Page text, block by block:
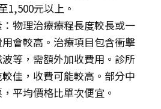
1,500元以上。
物理治療療程長度較長或一
會較高。治療項目包含衝擊
等，需額外加收費用。診所
佳，收費可能較高。部分中
平均價格比單次便宜。